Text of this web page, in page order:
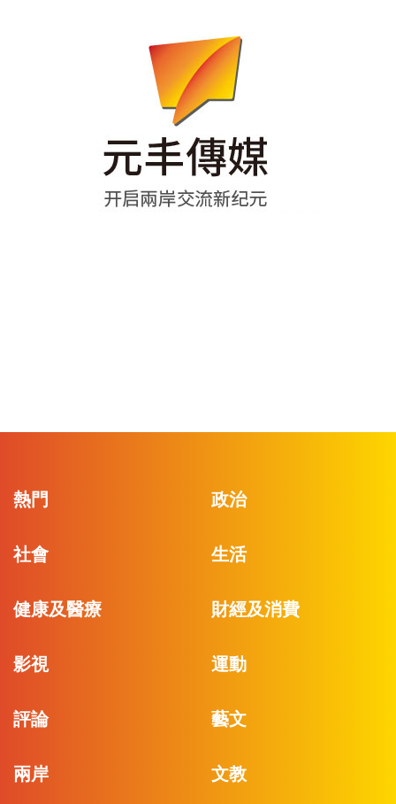
熱門 政治
社會 生活
健康及醫療 財經及消費
影視 運動
評論 藝文
兩岸 文教